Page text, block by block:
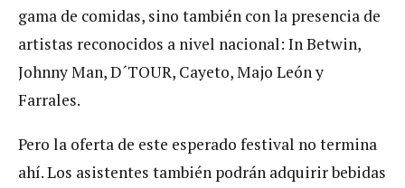
gama de comidas, sino también con la presencia de
artistas reconocidos a nivel nacional: In Betwin,
Johnny Man, D´TOUR, Cayeto, Majo León y
Farrales.
Pero la oferta de este esperado festival no termina
ahí. Los asistentes también podrán adquirir bebidas